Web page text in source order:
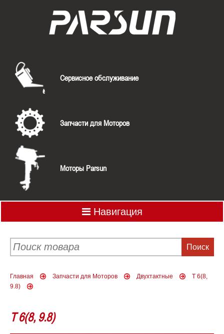
Сервисное обслуживание
Запчасти для Моторов
Моторы Parsun
Навигация
Главная Запчасти для Моторов Двухтактные
T 6(8,
9.8)
T 6(8, 9.8)